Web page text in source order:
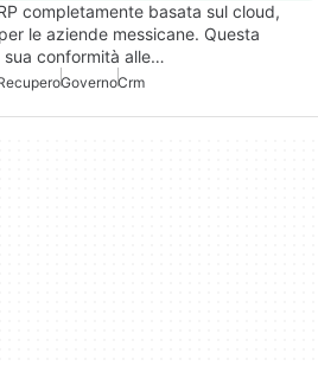
completamente basata sul cloud,
le aziende messicane. Questa
sua conformità alle…
GovernoCrm